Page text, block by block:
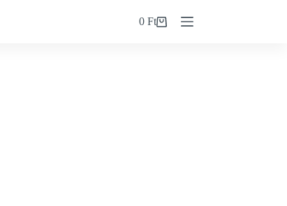
Shopping
0 Ft